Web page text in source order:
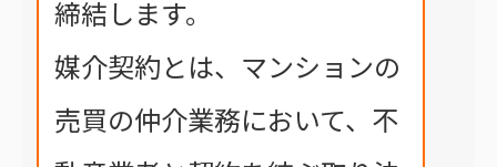
締結します。
媒介契約とは、マンションの
売買の仲介業務において、不